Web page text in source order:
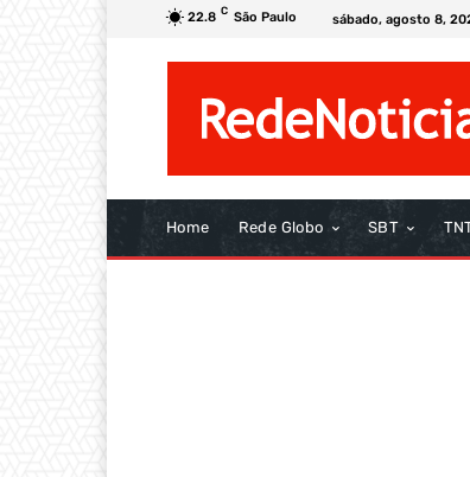
22.8 C São Paulo sábado, agosto 8,
Home Rede Globo SBT